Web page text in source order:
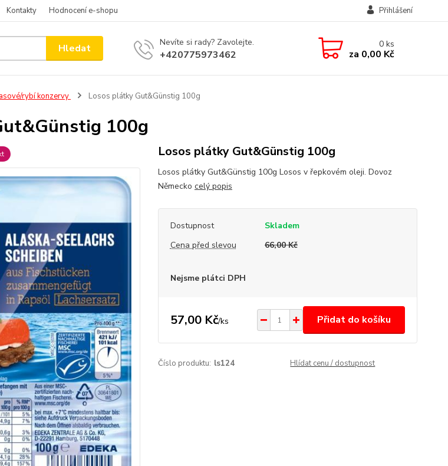
Kontakty Hodnocení e-shopu Přihlášení
Hledat Nevíte si rady? Zavolejte.
+420775973462
0ks
za 0,00 Kč
rybí konzervy Losos plátky Gut&Günstig 100g
100g
Losos plátky Gut&Günstig 100g
Losos plátky Gut&Günstig 100g Losos v řepkovém oleji. Dovoz
Německo celý popis
Dostupnost
Skladem
Cena před slevou
66,00 Kč
Nejsme plátci DPH
57,00 Kč/ks Přidat do košíku
Číslo produktu: ls124 Hlídat cenu / dostupnost